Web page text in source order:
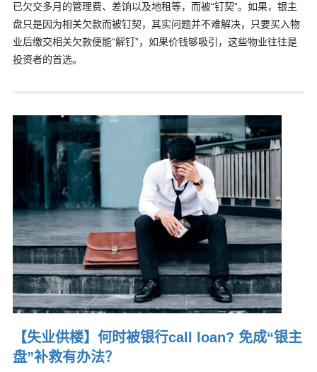
已欠交多月的管理费、差饷以及地租等，而被“钉契”。如果，银主
盘只是因为相关欠款而被钉契，其实问题并不难解决，只要买入物
业后缴交相关欠款便能“解钉”，如果价钱够吸引，这些物业往往是
投资者的首选。
【失业供楼】何时被银行call loan? 免成“银主
盘”补救有办法？